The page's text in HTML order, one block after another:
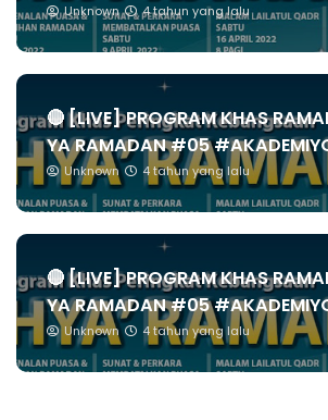
Unknown 4 tahun yang lalu
🔴 [LIVE] PROGRAM KHAS
YA RAMADAN #05
Unknown 4 tahun yang lalu
🔴 [LIVE] PROGRAM KHAS
YA RAMADAN #05
Unknown 4 tahun yang lalu